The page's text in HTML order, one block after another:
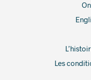
Les